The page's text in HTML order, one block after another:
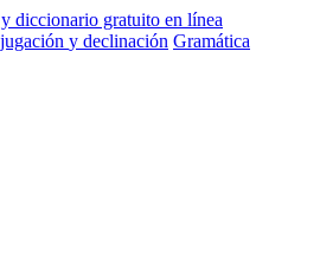
y declinación Gramática